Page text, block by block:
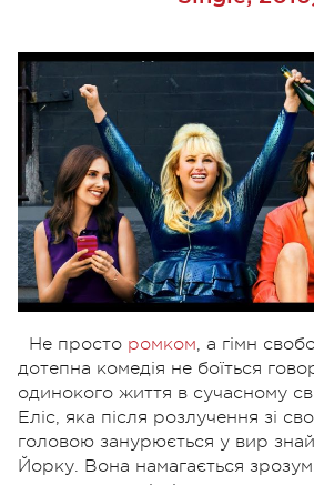
Не просто ромком, а гімн
дотепна комедія не боїться
одинокого життя в сучасному
Еліс, яка після розлучення зі
головою занурюється у вир
Йорку. Вона намагається